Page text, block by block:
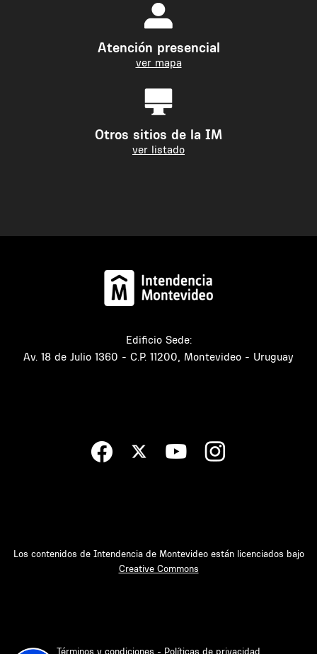
Atención presencial
ver mapa
Otros sitios de la IM
ver listado
Edificio Sede:
Av. 18 de Julio 1360 - C.P. 11200, Montevideo - Uruguay
Los contenidos de Intendencia de Montevideo están licenciados bajo
Creative Commons
Términos y condiciones - Políticas de privacidad